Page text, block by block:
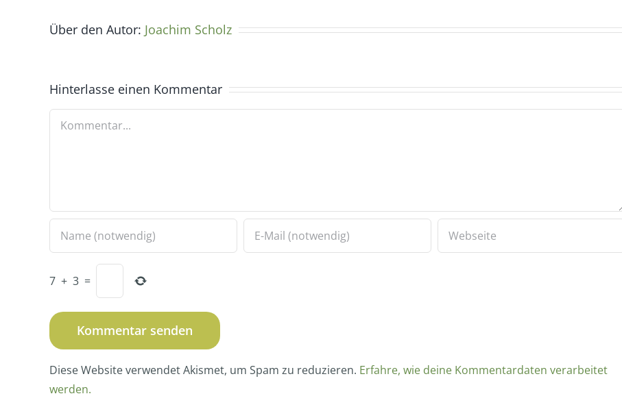
Über den Autor: Joachim Scholz
Hinterlasse einen Kommentar
Kommentar
7 + 3 =
Diese Website verwendet Akismet, um Spam zu reduzieren. Erfahre, wie deine Kommentardaten verarbeitet
werden.